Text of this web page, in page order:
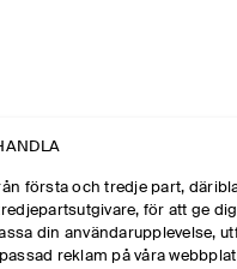
första och tredje part,
för att ge
din användarupplevelse,
reklam på våra